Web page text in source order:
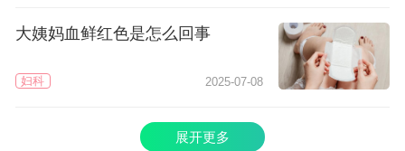
大姨妈血鲜红色是怎么回事
妇科 2025-07-08
展开更多